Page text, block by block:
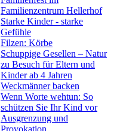
Familienzentrum Hellerhof
Starke Kinder - starke
Gefühle
Filzen: Körbe
Schuppige Gesellen – Natur
zu Besuch für Eltern und
Kinder ab 4 Jahren
Weckmänner backen
Wenn Worte wehtun: So
schützen Sie Ihr Kind vor
Ausgrenzung und
Provokation